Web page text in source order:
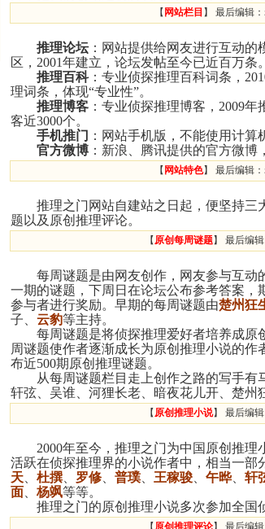
【 网站栏目 】 最后编辑：
推理论坛：网站提供给网友进行互动的
区，2001年建立，论坛发帖至今已近百万条。
推理百科：专业侦探推理百科词条，
理词条，体现“专业性”。
推理博客 ：专业侦探推理博客，2009
客近3000个。
手机推门 ：网站手机版，不能使用计算
官方微博 ：新浪、腾讯提供的官方微博
【 网站特色】 最后编辑：
推理之门网站自建站之日起，便坚持三
题以及原创推理评论。
【 原创每周谜题】 最后编辑
每周谜题是由网友创作，网友参与互动
一期的谜题，下周日在论坛公布参考答案，
参与者进行奖励。早期的每周谜题由楚州狂
子、 云豹等主持。
每周谜题是将侦探推理爱好者培养成原
周谜题使作者逐渐成长为原创推理小说的
布近500期原创推理谜题。
从每周谜题栏目走上创作之路的写手有
轩弦、吴谁、河狸长老、暗夜花儿开、楚州
【 原创推理小说】 最后编辑
2000年至今，推理之门为中国原创推理
活跃在侦探推理界的小说作者中，相当一部
天
杜撰 罗修 普璞、 王稼骏 午晔、 轩
面
杨飒等等。
推理之门的原创推理小说多次参加全国侦
【 原创推理评论】 最后编辑